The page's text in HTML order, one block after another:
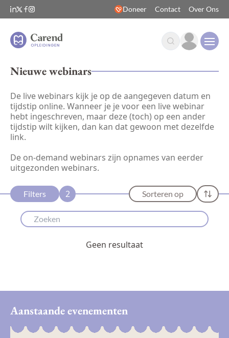
Doneer Contact Over Ons
Nieuwe webinars
De live webinars kijk je op de aangegeven datum en
tijdstip online. Wanneer je je voor een live webinar
hebt ingeschreven, maar deze (toch) op een ander
tijdstip wilt kijken, dan kan dat gewoon met dezelfde
link.
De on-demand webinars zijn opnames van eerder
uitgezonden webinars.
Filters 2 Sorteren op
Geen resultaat
Aanstaande evenementen